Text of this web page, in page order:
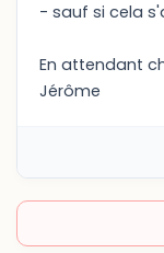
- sauf si cela
En attendant
Jérôme